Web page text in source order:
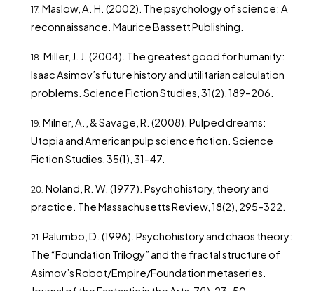
Maslow, A. H. (2002). The psychology of science: A
reconnaissance. Maurice Bassett Publishing.
Miller, J. J. (2004). The greatest good for humanity:
Isaac Asimov’s future history and utilitarian calculation
problems. Science Fiction Studies, 31(2), 189–206.
Milner, A., & Savage, R. (2008). Pulped dreams:
Utopia and American pulp science fiction. Science
Fiction Studies, 35(1), 31–47.
Noland, R. W. (1977). Psychohistory, theory and
practice. The Massachusetts Review, 18(2), 295–322.
Palumbo, D. (1996). Psychohistory and chaos theory:
The “Foundation Trilogy” and the fractal structure of
Asimov’s Robot/Empire/Foundation metaseries.